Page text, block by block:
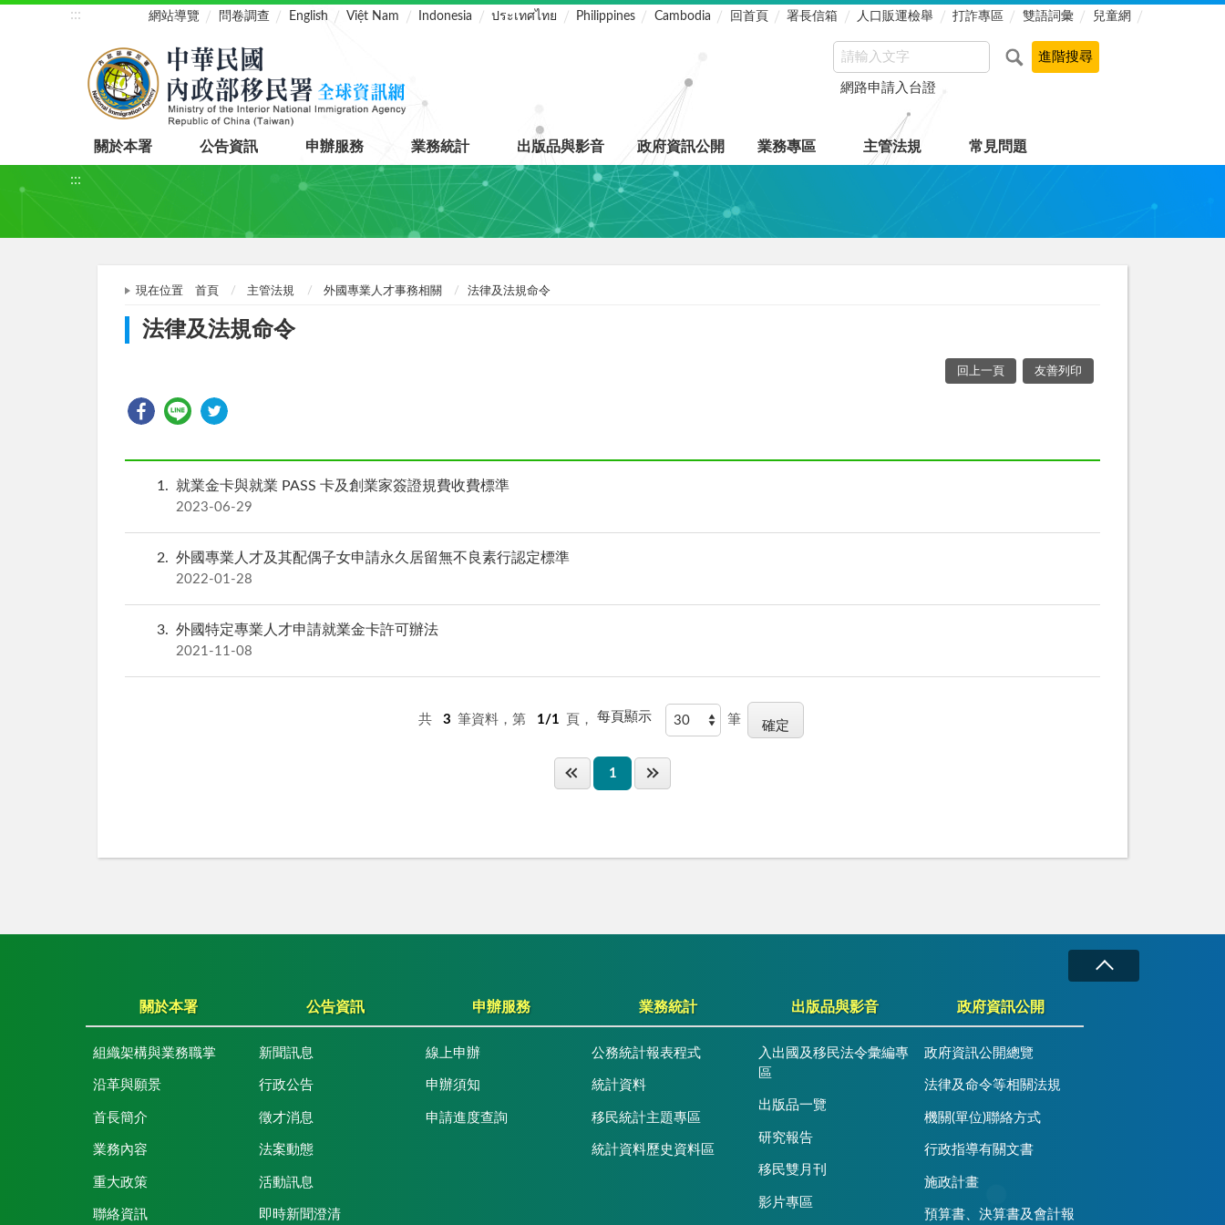
::: 網站導覽 問卷調查 English Việt Nam Indonesia ประเทศไทย Philippines Cambodia 回首頁 署長信箱 人口販運檢舉 打詐專區 雙語詞彙 兒童網
網路申請入台證
關於本署 公告資訊 申辦服務 業務統計 出版品與影音 政府資訊公開 業務專區 主管法規 常見問題
:::
現在位置 首頁 主管法規 外國專業人才事務相關 法律及法規命令
法律及法規命令
回上一頁 友善列印
1 就業金卡與就業 PASS 卡及創業家簽證規費收費標準
2023-06-29
2 外國專業人才及其配偶子女申請永久居留無不良素行認定標準
2022-01-28
3 外國特定專業人才申請就業金卡許可辦法
2021-11-08
共 3 筆資料，第 1/1 頁， 每頁顯示 筆
1
關於本署
組織架構與業務職掌
沿革與願景
首長簡介
業務內容
重大政策
聯絡資訊
公告資訊
新聞訊息
行政公告
徵才消息
法案動態
活動訊息
即時新聞澄清
申辦服務
線上申辦
申辦須知
申請進度查詢
業務統計
公務統計報表程式
統計資料
移民統計主題專區
統計資料歷史資料區
出版品與影音
入出國及移民法令彙編專
區
出版品一覽
研究報告
移民雙月刊
影片專區
政府資訊公開
政府資訊公開總覽
法律及命令等相關法規
機關(單位)聯絡方式
行政指導有關文書
施政計畫
預算書、決算書及會計報